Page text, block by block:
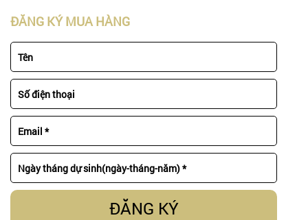
ĐĂNG KÝ MUA HÀNG
ĐĂNG KÝ